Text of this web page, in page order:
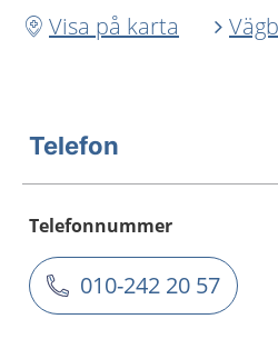
Visa på karta
Telefon
Telefonnummer
010-242 20 57